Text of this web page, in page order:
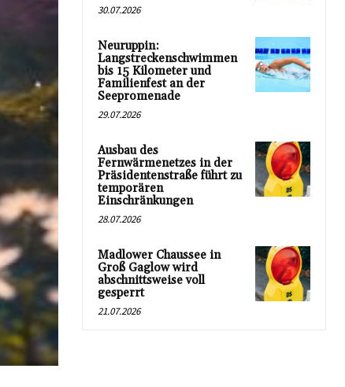
30.07.2026
Neuruppin:
Langstreckenschwimmen
bis 15 Kilometer und
Familienfest an der
Seepromenade
29.07.2026
Ausbau des
Fernwärmenetzes in der
Präsidentenstraße führt zu
temporären
Einschränkungen
28.07.2026
Madlower Chaussee in
Groß Gaglow wird
abschnittsweise voll
gesperrt
21.07.2026